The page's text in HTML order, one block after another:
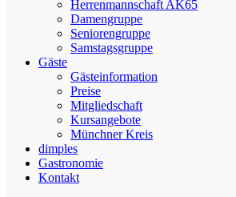
Herrenmannschaft AK65
Damengruppe
Seniorengruppe
Samstagsgruppe
Gäste
Gästeinformation
Preise
Mitgliedschaft
Kursangebote
Münchner Kreis
dimples
Gastronomie
Kontakt